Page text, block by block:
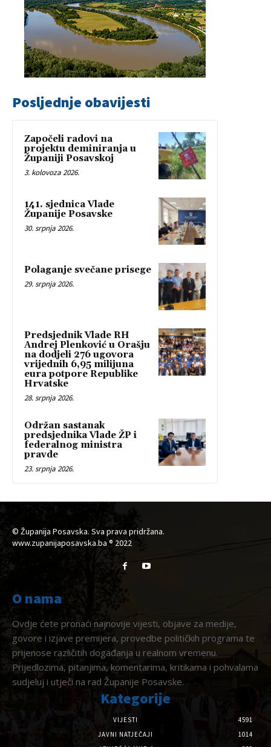
Posljednje obavijesti
Započeli radovi na
projektu deminiranja u
Županiji Posavskoj
3. kolovoza 2026.
141. sjednica Vlade
Županije Posavske
30. srpnja 2026.
Polaganje svečane prisege
29. srpnja 2026.
Predsjednik Vlade RH
Andrej Plenković u Orašju
na dodjeli 276 ugovora
vrijednih 6,95 milijuna
eura potpore Republike
Hrvatske
28. srpnja 2026.
Održan sastanak
predsjednika Vlade ŽP i
federalnog ministra
pravde
23. srpnja 2026.
© Županija Posavska. Sva prava pridržana.
www.zupanijaposavska.ba ® 2022
O nama
Ovdje ćete pronaći najnovije vijesti, objave za medije,
govore i izjave premijera, provedbe političkih programa te
prijenose različitih događanja u realnom vremenu.
Prijedlozima, pitanjima, komentarima, kritikama i pohvalama
sudjeluj i utječi na rad Županije Posavske.
Kategorije
VIJESTI
4591
JAVNI NATJEČAJI
1014